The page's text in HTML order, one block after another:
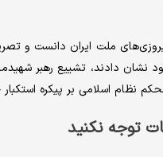
ملت ایران دانست و
دادند، تشییع رهبر
نظام اسلامی بر پیکره استکبار
توجه نکنید